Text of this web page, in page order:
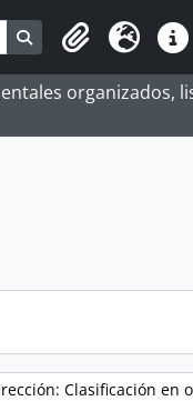
Search in browse page
Portapapeles
Idioma
organizados,
Clasificación en